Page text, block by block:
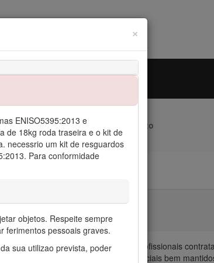
×
ENISO5395:2013 e
de 18kg roda traseira e o kit de
necessrio um kit de resguardos
Para conformidade
objetos. Respeite sempre
ferimentos pessoais graves.
sua utilizao prevista, poder
Manutenção Armazenamento
a ser utilizada por operadores profissionais
desportivos e relvados comerciais bem